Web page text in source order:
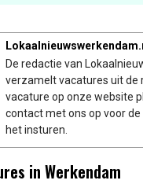
De redactie van
verzamelt vacatures uit de
vacature op onze website
contact met ons op voor
het insturen.
in Werkendam